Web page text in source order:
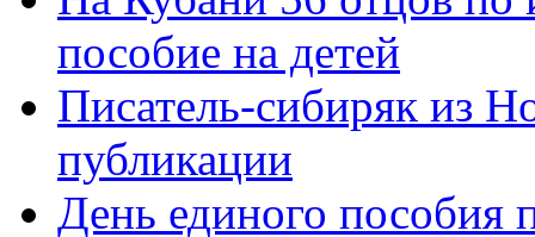
пособие на детей
Писатель-сибиряк из
публикации
День единого пособия